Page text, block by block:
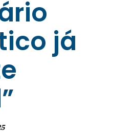
já